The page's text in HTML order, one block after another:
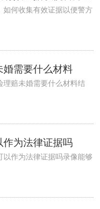
如何收集有效证据以便警方
婚需要什么材料
理赔未婚需要什么材料结
作为法律证据吗
作为法律证据吗录像能够